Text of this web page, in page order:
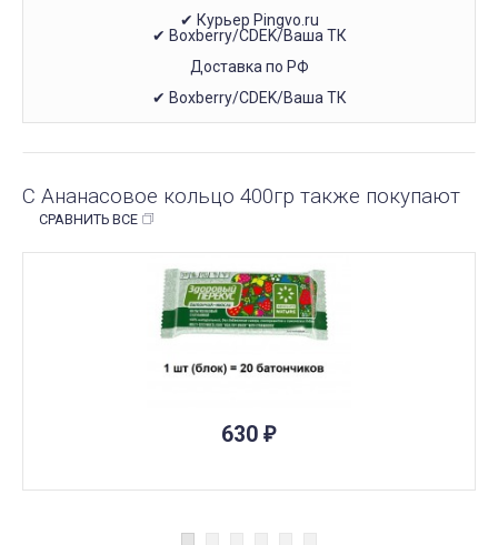
✔ Курьер Pingvo.ru
✔ Boxberry/CDEK/Ваша ТК
Доставка по РФ
✔ Boxberry/CDEK/Ваша ТК
С Ананасовое кольцо 400гр также покупают
СРАВНИТЬ ВСЕ
630 ₽